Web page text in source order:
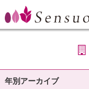
年別アーカイブ